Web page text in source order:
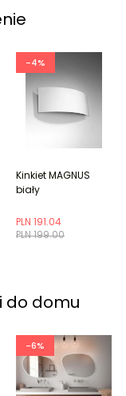
-4%
PLN 199.00
PLN 191.04
Kinkiet MAGNUS
biały
do domu
-6%